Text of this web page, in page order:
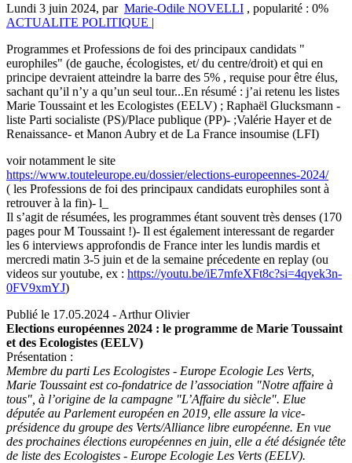
Lundi 3 juin 2024, par Marie-Odile NOVELLI , popularité : 0%
ACTUALITE POLITIQUE |
Programmes et Professions de foi des principaux candidats "
europhiles" (de gauche, écologistes, et/ du centre/droit) et qui en
principe devraient atteindre la barre des 5% , requise pour être élus,
sachant qu’il n’y a qu’un seul tour...En résumé : j’ai retenu les listes
Marie Toussaint et les Ecologistes (EELV) ; Raphaël Glucksmann -
liste Parti socialiste (PS)/Place publique (PP)- ;Valérie Hayer et de
Renaissance- et Manon Aubry et de La France insoumise (LFI)
voir notamment le site
https://www.touteleurope.eu/dossier/elections-europeennes-2024/
( les Professions de foi des principaux candidats europhiles sont à
retrouver à la fin)- l_
Il s’agit de résumées, les programmes étant souvent très denses (170
pages pour M Toussaint !)- Il est également interessant de regarder
les 6 interviews approfondis de France inter les lundis mardis et
mercredi matin 3-5 juin et de la semaine précedente en replay (ou
videos sur youtube, ex : https://youtu.be/iE7mfeXFt8c?si=4qyek3n-
0FV9xmYJ)
Publié le 17.05.2024 - Arthur Olivier
Elections européennes 2024 : le programme de Marie Toussaint
et des Ecologistes (EELV)
Présentation :
Membre du parti Les Ecologistes - Europe Ecologie Les Verts,
Marie Toussaint est co-fondatrice de l’association "Notre affaire à
tous", à l’origine de la campagne "L’Affaire du siècle". Elue
députée au Parlement européen en 2019, elle assure la vice-
présidence du groupe des Verts/Alliance libre européenne. En vue
des prochaines élections européennes en juin, elle a été désignée tête
de liste des Ecologistes - Europe Ecologie Les Verts (EELV).